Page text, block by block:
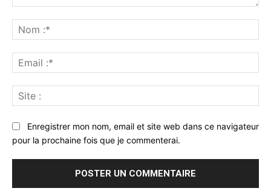
:*
:*
:
Enregistrer mon nom, email et site web dans ce navigateur
pour la prochaine fois que je commenterai.